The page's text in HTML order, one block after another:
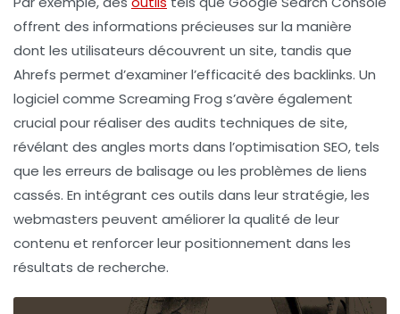
offrent des informations précieuses sur la manière
dont les utilisateurs découvrent un site, tandis que
Ahrefs permet d’examiner l’efficacité des backlinks. Un
logiciel comme Screaming Frog s’avère également
crucial pour réaliser des audits techniques de site,
révélant des angles morts dans l’optimisation SEO, tels
que les erreurs de balisage ou les problèmes de liens
cassés. En intégrant ces outils dans leur stratégie, les
webmasters peuvent améliorer la qualité de leur
contenu et renforcer leur positionnement dans les
résultats de recherche.